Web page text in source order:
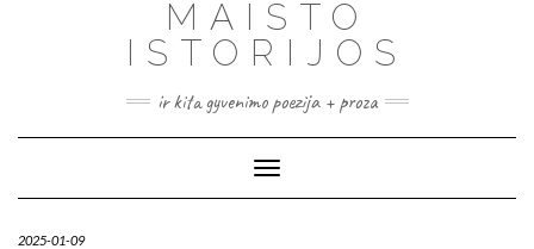
MAISTO
ISTORIJOS
ir kita gyvenimo poezija + proza
Toggle
Navigation
2025-01-09